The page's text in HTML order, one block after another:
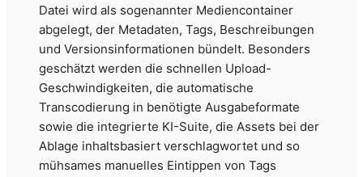
Datei wird als sogenannter Mediencontainer
abgelegt, der Metadaten, Tags, Beschreibungen
und Versionsinformationen bündelt. Besonders
geschätzt werden die schnellen Upload-
Geschwindigkeiten, die automatische
Transcodierung in benötigte Ausgabeformate
sowie die integrierte KI-Suite, die Assets bei der
Ablage inhaltsbasiert verschlagwortet und so
mühsames manuelles Eintippen von Tags